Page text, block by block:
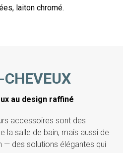
laiton chromé.
CHEVEUX
au design raffiné
accessoires sont des
la salle de bain, mais aussi de
— des solutions élégantes qui